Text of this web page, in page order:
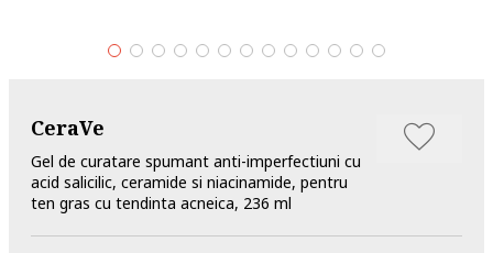
CeraVe
Gel de curatare spumant anti-imperfectiuni cu
acid salicilic, ceramide si niacinamide, pentru
ten gras cu tendinta acneica, 236 ml